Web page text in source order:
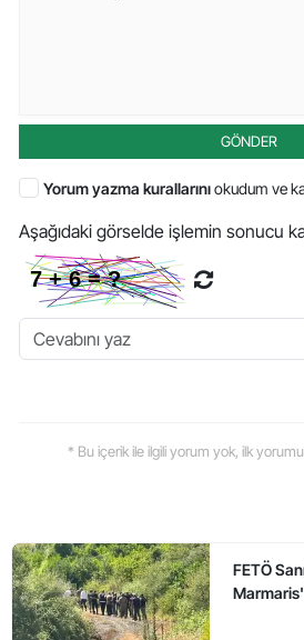
GÖNDER
Yorum yazma kurallarınıokudum ve
Aşağıdaki görselde işlemin sonucu
* Bu içerik ile ilgili yorum yok, ilk yorumu
FETÖ